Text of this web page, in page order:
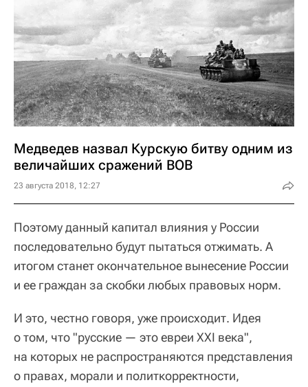
Медведев назвал Курскую битву одним из
величайших сражений ВОВ
23 августа 2018, 12:27
Поэтому данный капитал влияния у России
последовательно будут пытаться отжимать. А
итогом станет окончательное вынесение России
и ее граждан за скобки любых правовых норм.
И это, честно говоря, уже происходит. Идея
о том, что "русские — это евреи XXI века",
на которых не распространяются представления
о правах, морали и политкорректности,